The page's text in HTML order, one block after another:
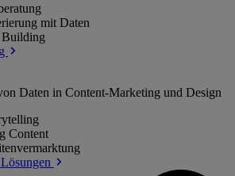
mit Daten
Building
Daten in Content-Marketing und Design
Content